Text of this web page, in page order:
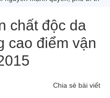
chất độc da
cao điểm vận
Chia sẻ bài viết